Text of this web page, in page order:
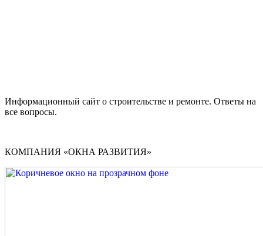
Информационный сайт о строительстве и ремонте. Ответы на
все вопросы.
КОМПАНИЯ «ОКНА РАЗВИТИЯ»